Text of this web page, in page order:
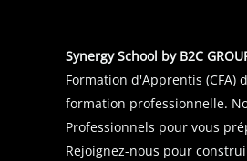
Synergy School by B2C
Formation d'Apprentis (CFA)
formation professionnelle.
Professionnels pour vous
Rejoignez-nous pour